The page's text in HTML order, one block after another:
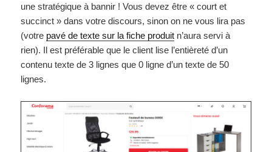
une stratégique à bannir ! Vous devez être « court et
succinct » dans votre discours, sinon on ne vous lira pas
(votre pavé de texte sur la fiche produit n’aura servi à
rien). Il est préférable que le client lise l’entièreté d’un
contenu texte de 3 lignes que 0 ligne d’un texte de 50
lignes.